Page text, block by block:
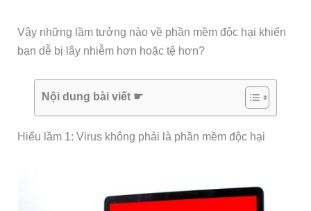
Vậy những lầm tưởng nào về phần mềm độc hại khiến
bạn dễ bị lây nhiễm hơn hoặc tệ hơn?
Nội dung bài viết ☛
Hiểu lầm 1: Virus không phải là phần mềm độc hại